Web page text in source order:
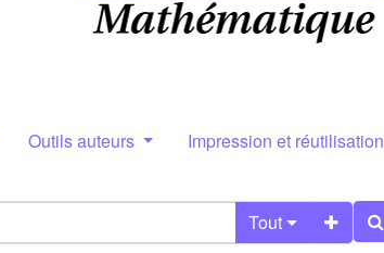
Outils auteurs Impression et réutilisation
Tout